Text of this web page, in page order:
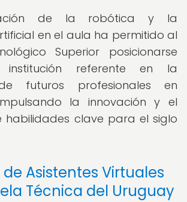
de la robótica y la
en el aula ha permitido al
Superior posicionarse
referente en la
futuros profesionales en
la innovación y el
habilidades clave para el siglo
Asistentes Virtuales
Técnica del Uruguay